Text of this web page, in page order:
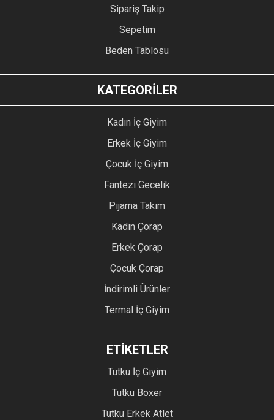
Sipariş Takip
Sepetim
Beden Tablosu
KATEGORİLER
Kadın İç Giyim
Erkek İç Giyim
Çocuk İç Giyim
Fantezi Gecelik
Pijama Takım
Kadın Çorap
Erkek Çorap
Çocuk Çorap
İndirimli Ürünler
Termal İç Giyim
ETİKETLER
Tutku İç Giyim
Tutku Boxer
Tutku Erkek Atlet